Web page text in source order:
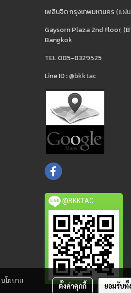
เพลินจิต กรุงเทพมหานคร (แผ่
Gaysorn Plaza 2nd Floor,
Bangkok
TEL 085-8329525
Line ID :@bkktac
@BKKTAC
นโยบาย
ตั้งค่าคุกกี้ ยอมรับทั้